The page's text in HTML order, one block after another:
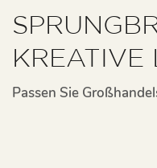
KREATIVE
Passen Sie